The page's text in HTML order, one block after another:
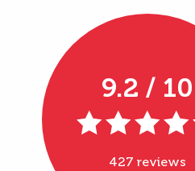
9.2 / 10
427 reviews